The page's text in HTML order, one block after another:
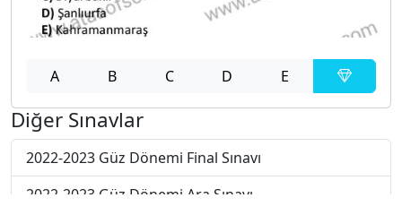
A B C D E
Diğer Sınavlar
2022-2023 Güz Dönemi Final Sınavı
2022-2023 Güz Dönemi Ara Sınavı